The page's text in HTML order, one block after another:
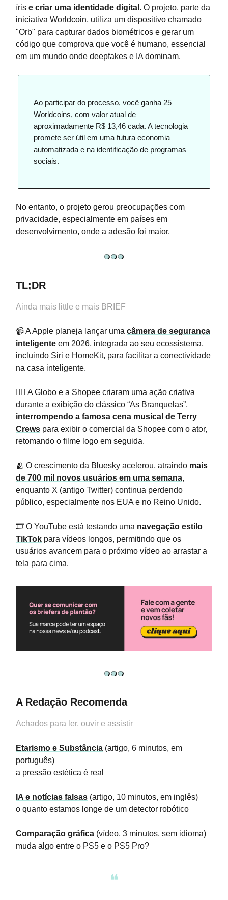
íris e criar uma identidade digital . O projeto, parte da
iniciativa Worldcoin, utiliza um dispositivo chamado
"Orb" para capturar dados biométricos e gerar um
código que comprova que você é humano, essencial
em um mundo onde deepfakes e IA dominam.
Ao participar do processo, você ganha 25
Worldcoins, com valor atual de
aproximadamente R$ 13,46 cada. A tecnologia
promete ser útil em uma futura economia
automatizada e na identificação de programas
sociais.
No entanto, o projeto gerou preocupações com
privacidade, especialmente em países em
desenvolvimento, onde a adesão foi maior.
TL;DR
Ainda mais little e mais BRIEF
📹 A Apple planeja lançar uma câmera de segurança
inteligente em 2026, integrada ao seu ecossistema,
incluindo Siri e HomeKit, para facilitar a conectividade
na casa inteligente.
👯‍♀️ A Globo e a Shopee criaram uma ação criativa
durante a exibição do clássico “As Branquelas”,
interrompendo a famosa cena musical de Terry
Crews para exibir o comercial da Shopee com o ator,
retomando o filme logo em seguida.
🫂 O crescimento da Bluesky acelerou, atraindo mais
de 700 mil novos usuários em uma semana,
enquanto X (antigo Twitter) continua perdendo
público, especialmente nos EUA e no Reino Unido.
🎞️ O YouTube está testando uma navegação estilo
TikTok para vídeos longos, permitindo que os
usuários avancem para o próximo vídeo ao arrastar a
tela para cima.
A Redação Recomenda
Achados para ler, ouvir e assistir
Etarismo e Substância (artigo, 6 minutos, em
português)
a pressão estética é real
IA e notícias falsas (artigo, 10 minutos, em inglês)
o quanto estamos longe de um detector robótico
Comparação gráfica (vídeo, 3 minutos, sem idioma)
muda algo entre o PS5 e o PS5 Pro?
❝